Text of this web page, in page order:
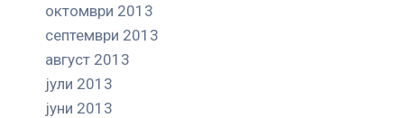
октомври 2013
септември 2013
август 2013
јули 2013
јуни 2013